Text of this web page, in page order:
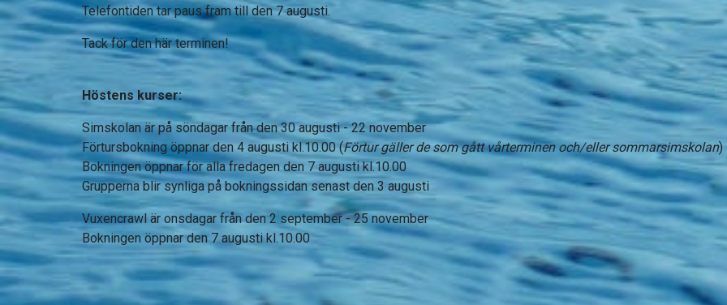
Telefontiden tar paus fram till den 7 augusti.
Tack för den här terminen!
Höstens kurser:
Simskolan är på söndagar från den 30 augusti - 22 november
Förtursbokning öppnar den 4 augusti kl.10.00 (Förtur gäller de som gått vårterminen och/eller sommarsimskolan)
Bokningen öppnar för alla fredagen den 7 augusti kl.10.00
Grupperna blir synliga på bokningssidan senast den 3 augusti
Vuxencrawl är onsdagar från den 2 september - 25 november
Bokningen öppnar den 7 augusti kl.10.00